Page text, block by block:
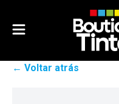
← Voltar atrás